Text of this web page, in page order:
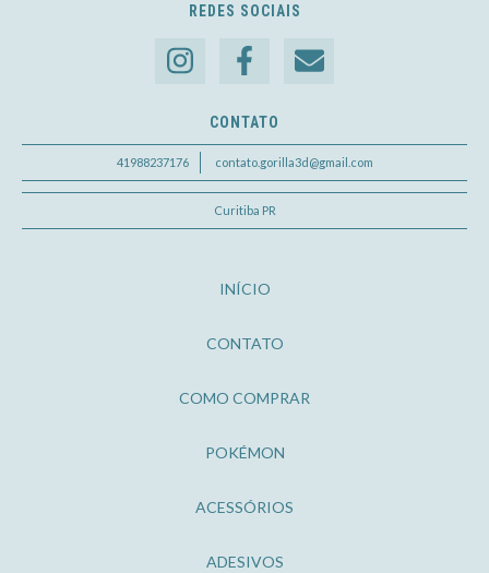
REDES SOCIAIS
CONTATO
41988237176 contato.gorilla3d@gmail.com
Curitiba PR
INÍCIO
CONTATO
COMO COMPRAR
POKÉMON
ACESSÓRIOS
ADESIVOS